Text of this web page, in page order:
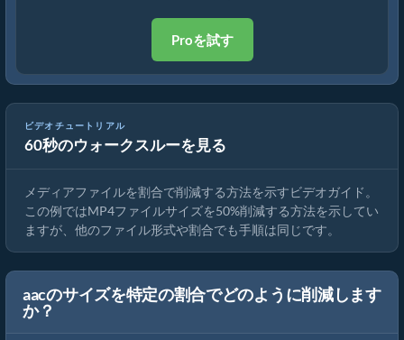
Proを試す
ビデオチュートリアル
60秒のウォークスルーを見る
メディアファイルサイズを50%削減する方法（シンプルガイド）
メディアファイルを割合で削減する方法を示すビデオガイド。
この例ではMP4ファイルサイズを50%削減する方法を示してい
ますが、他のファイル形式や割合でも手順は同じです。
aacのサイズを特定の割合でどのように削減します
か？